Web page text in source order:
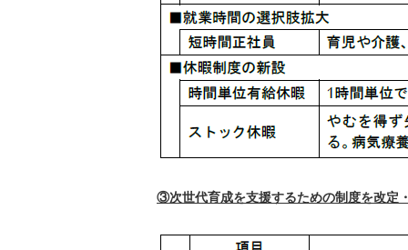
③次世代育成を支援するための制度を改定